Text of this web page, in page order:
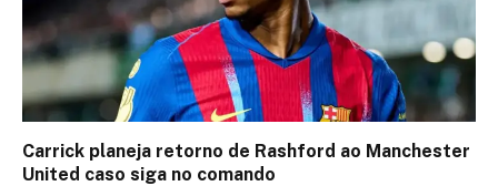
Carrick planeja retorno de Rashford ao Manchester
United caso siga no comando